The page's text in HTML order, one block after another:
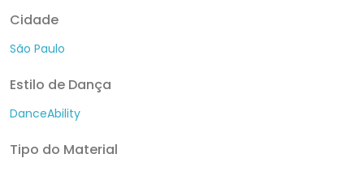
Cidade
São Paulo
Estilo de Dança
DanceAbility
Tipo do Material